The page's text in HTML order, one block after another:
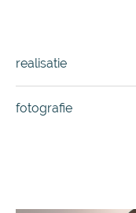
realisatie
fotografie